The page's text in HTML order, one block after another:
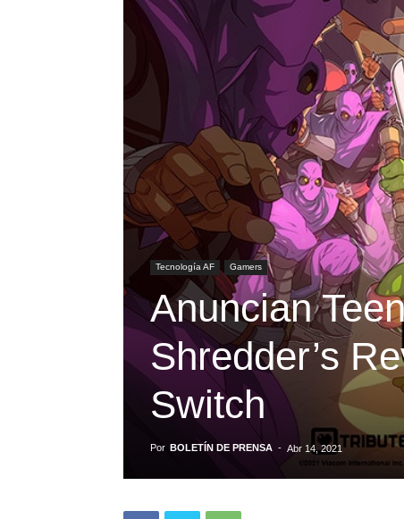
Tecnología AF Gamers
Anuncian
Shredder’s
Switch
Por BOLETÍN DE PRENSA - Abr 14, 2021